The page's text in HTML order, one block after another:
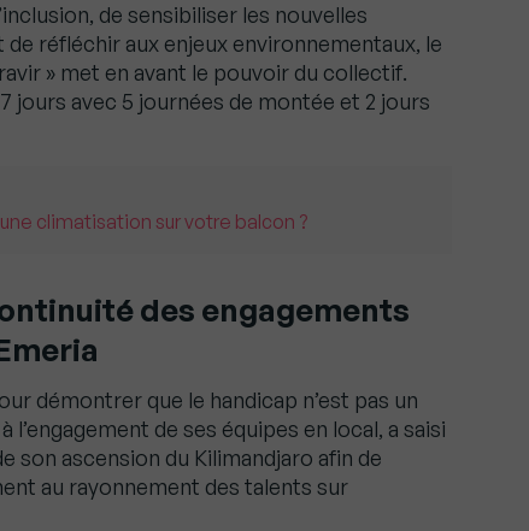
de sensibiliser les nouvelles
réfléchir aux enjeux environnementaux, le
» met en avant le pouvoir du collectif.
jours avec 5 journées de montée et 2 jours
climatisation sur votre balcon ?
des engagements
démontrer que le handicap n’est pas un
de ses équipes en local, a saisi
son ascension du Kilimandjaro afin de
au rayonnement des talents sur